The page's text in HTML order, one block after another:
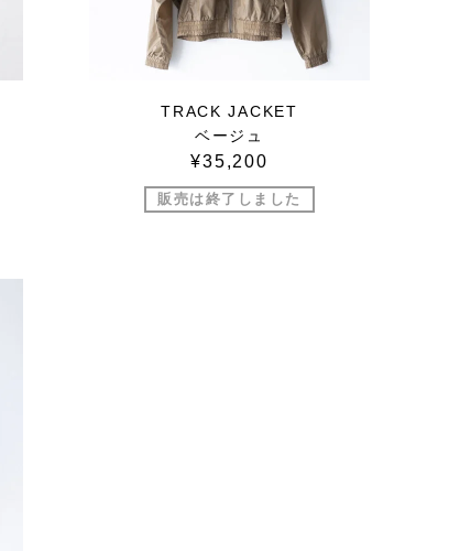
TRACK JACKET
ベージュ
¥35,200
販売は終了しました